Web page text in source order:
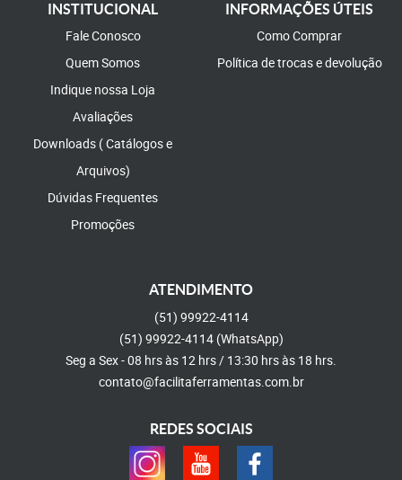
INSTITUCIONAL
Fale Conosco
Quem Somos
Indique nossa Loja
Avaliações
Downloads ( Catálogos e
Arquivos)
Dúvidas Frequentes
Promoções
INFORMAÇÕES ÚTEIS
Como Comprar
Política de trocas e devolução
ATENDIMENTO
(51) 99922-4114
(51) 99922-4114 (WhatsApp)
Seg a Sex - 08 hrs às 12 hrs / 13:30 hrs às 18 hrs.
contato@facilitaferramentas.com.br
REDES SOCIAIS